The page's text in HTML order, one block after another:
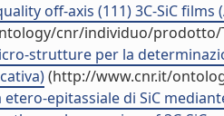
off-axis (111) 3C-SiC
cnr/individuo/prodotto/
strutture per la
(http://www.cnr.it/
etero-epitassiale di SiC